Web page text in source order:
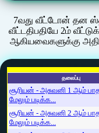
7வது வீட்டோன் தன
வீட்டதிபதியே 2ம்
ஆகியவைகளுக்கு
தலைப்பு
சூரியன் - அசுவனி 1 ஆம்
மேலும் படிக்க...
சூரியன் - அசுவனி 2 ஆம்
மேலும் படிக்க...